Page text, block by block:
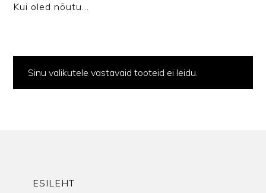
Kui oled nõutu…
Sinu valikutele vastavaid tooteid ei leidu.
ESILEHT